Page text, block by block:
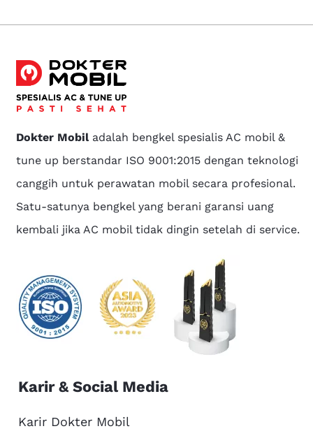
Dokter Mobiladalah bengkel spesialis AC mobil &
tune up berstandar ISO 9001:2015 dengan teknologi
canggih untuk perawatan mobil secara profesional.
Satu-satunya bengkel yang berani garansi uang
kembali jika AC mobil tidak dingin setelah di service.
Karir & Social Media
Karir Dokter Mobil